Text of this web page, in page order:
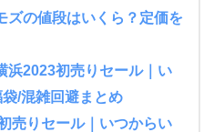
ズの値段はいくら？定価を
浜2023初売りセール｜い
/混雑回避まとめ
売りセール｜いつからい